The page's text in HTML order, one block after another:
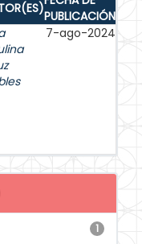
PUBLICACIÓN
7-ago-2024
1